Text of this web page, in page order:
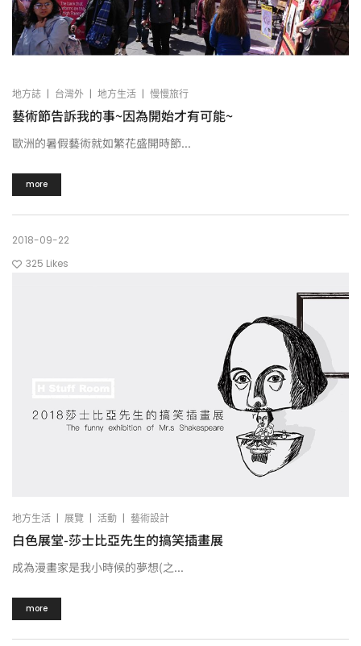
地方誌 | 台灣外 | 地方生活 | 慢慢旅行
藝術節告訴我的事~因為開始才有可能~
歐洲的暑假藝術就如繁花盛開時節...
more
2018-09-22
325 Likes
地方生活 | 展覽 | 活動 | 藝術設計
白色展堂-莎士比亞先生的搞笑插畫展
成為漫畫家是我小時候的夢想(之...
more